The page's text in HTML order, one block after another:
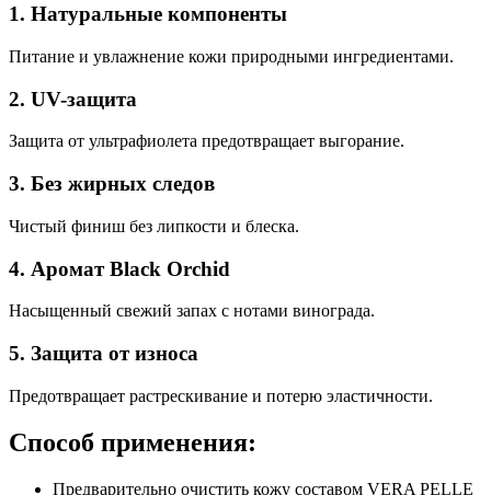
1. Натуральные компоненты
Питание и увлажнение кожи природными ингредиентами.
2. UV-защита
Защита от ультрафиолета предотвращает выгорание.
3. Без жирных следов
Чистый финиш без липкости и блеска.
4. Аромат Black Orchid
Насыщенный свежий запах с нотами винограда.
5. Защита от износа
Предотвращает растрескивание и потерю эластичности.
Способ применения:
Предварительно очистить кожу составом VERA PELLE